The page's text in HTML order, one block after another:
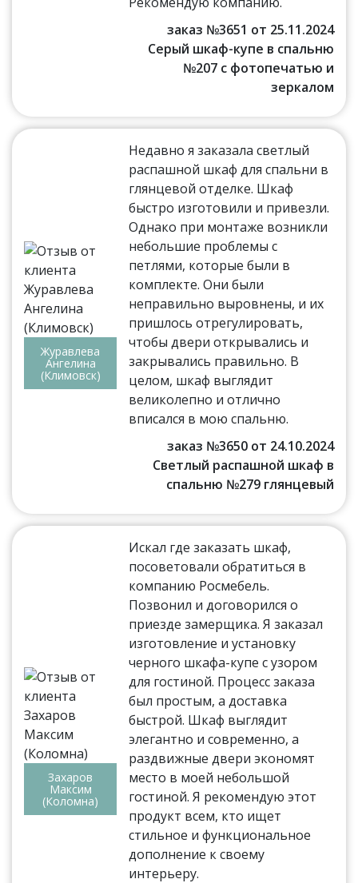
заказ №3651 от 25.11.2024
Серый шкаф-купе в спальню
№207 с фотопечатью и
зеркалом
Журавлева
Ангелина
(Климовск)
Недавно я заказала светлый
распашной шкаф для спальни в
глянцевой отделке. Шкаф
быстро изготовили и привезли.
Однако при монтаже возникли
небольшие проблемы с
петлями, которые были в
комплекте. Они были
неправильно выровнены, и их
пришлось отрегулировать,
чтобы двери открывались и
закрывались правильно. В
целом, шкаф выглядит
великолепно и отлично
вписался в мою спальню.
заказ №3650 от 24.10.2024
Светлый распашной шкаф в
спальню №279 глянцевый
Захаров
Максим
(Коломна)
Искал где заказать шкаф,
посоветовали обратиться в
компанию Росмебель.
Позвонил и договорился о
приезде замерщика. Я заказал
изготовление и установку
черного шкафа-купе с узором
для гостиной. Процесс заказа
был простым, а доставка
быстрой. Шкаф выглядит
элегантно и современно, а
раздвижные двери экономят
место в моей небольшой
гостиной. Я рекомендую этот
продукт всем, кто ищет
стильное и функциональное
дополнение к своему
интерьеру.